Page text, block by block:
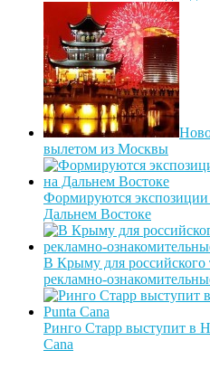
вылетом из Москвы
Формируются
Дальнем Востоке
В Крыму для российского
рекламно-
Ринго Старр выступит в
Cana